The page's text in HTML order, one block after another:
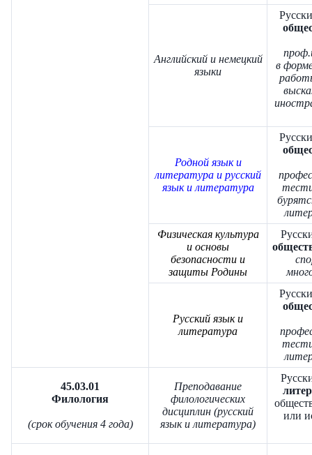
Английский и немецкий
языки
в
Родной язык и
литература и русский
язык и литература
Физическая культура
и основы
безопасности и
защиты Родины
Русский язык и
литература
45.03.01
Филология
(срок обучения 4 года)
Преподавание
филологических
дисциплин (русский
язык и литература)
или